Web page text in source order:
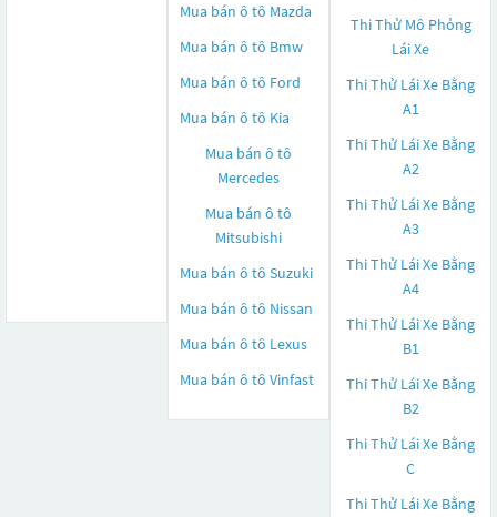
Mua bán ô tô Mazda
Mua bán ô tô Bmw
Mua bán ô tô Ford
Mua bán ô tô Kia
Mua bán ô tô
Mercedes
Mua bán ô tô
Mitsubishi
Mua bán ô tô Suzuki
Mua bán ô tô Nissan
Mua bán ô tô Lexus
Mua bán ô tô Vinfast
Thi Thử Mô Phỏng
Lái Xe
Thi Thử Lái Xe Bằng
A1
Thi Thử Lái Xe Bằng
A2
Thi Thử Lái Xe Bằng
A3
Thi Thử Lái Xe Bằng
A4
Thi Thử Lái Xe Bằng
B1
Thi Thử Lái Xe Bằng
B2
Thi Thử Lái Xe Bằng
C
Thi Thử Lái Xe Bằng